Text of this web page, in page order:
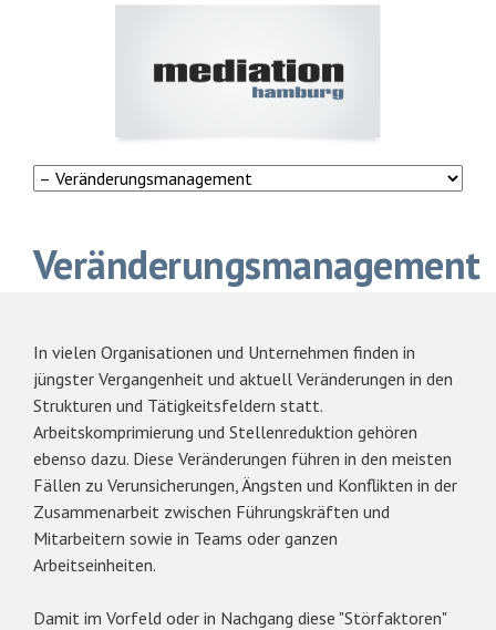
überspringen
Navigation
überspringen
Veränderungsmanagement
In vielen Organisationen und Unternehmen finden in
jüngster Vergangenheit und aktuell Veränderungen in den
Strukturen und Tätigkeitsfeldern statt.
Arbeitskomprimierung und Stellenreduktion gehören
ebenso dazu. Diese Veränderungen führen in den meisten
Fällen zu Verunsicherungen, Ängsten und Konflikten in der
Zusammenarbeit zwischen Führungskräften und
Mitarbeitern sowie in Teams oder ganzen
Arbeitseinheiten.
Damit im Vorfeld oder in Nachgang diese "Störfaktoren"